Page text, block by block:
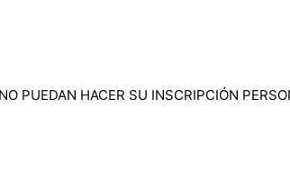
PUEDAN HACER SU INSCRIPCIÓN